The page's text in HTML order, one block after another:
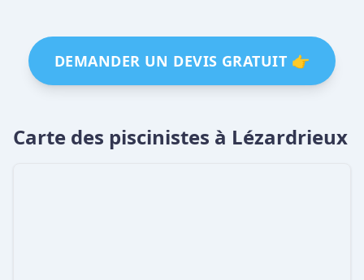
DEMANDER UN DEVIS GRATUIT 👉
Carte des piscinistes à Lézardrieux